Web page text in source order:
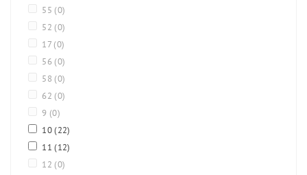
55 (0)
52 (0)
17 (0)
56 (0)
58 (0)
62 (0)
9 (0)
10(22)
11(12)
12 (0)